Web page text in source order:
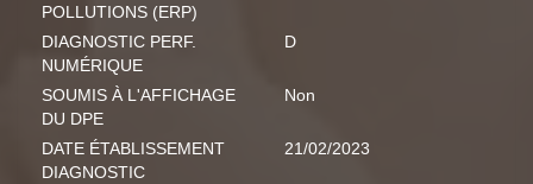
POLLUTIONS (ERP)
DIAGNOSTIC PERF.
NUMÉRIQUE
D
SOUMIS À L'AFFICHAGE
DU DPE
Non
DATE ÉTABLISSEMENT
DIAGNOSTIC
21/02/2023